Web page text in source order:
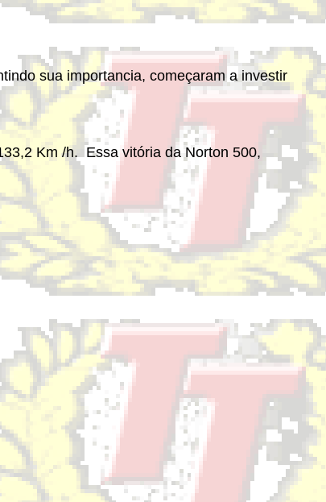
sua importancia, começaram a investir
Km /h. Essa vitória da Norton 500,